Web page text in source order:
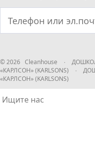
© 2026 Cleanhouse ∙
«КАРЛСОН» (KARLSONS)
∙
«КАРЛСОН» (KARLSONS)
Ищите нас